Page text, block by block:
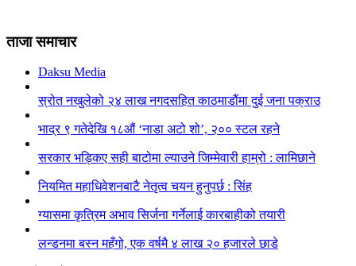
ताजा समाचार
Daksu Media
स्रोत नखुलेको २४ लाख नगदसहित काठमाडौंमा दुई जना पक्राउ
भाद्र ९ गतेदेखि १८औं ‘नाडा अटो शो’, २०० स्टल रहने
सरकार भड्किए सही बाटोमा ल्याउने जिम्मेवारी हाम्रो : लामिछाने
नियमित महाधिवेशनबाटै नेतृत्व चयन हुनुपर्छ : सिंह
ग्यासमा कृत्रिम अभाव सिर्जना गर्नेलाई कारबाहीको तयारी
लन्डनमा बस्न महँगो, एक वर्षमै ४ लाख २० हजारले छाडे